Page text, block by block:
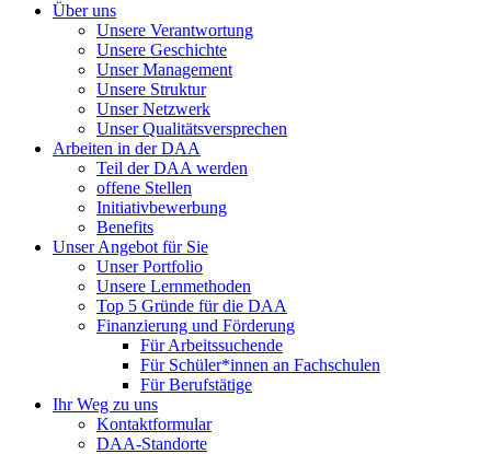
Über uns
Unsere Verantwortung
Unsere Geschichte
Unser Management
Unsere Struktur
Unser Netzwerk
Unser Qualitätsversprechen
Arbeiten in der DAA
Teil der DAA werden
offene Stellen
Initiativbewerbung
Benefits
Unser Angebot für Sie
Unser Portfolio
Unsere Lernmethoden
Top 5 Gründe für die DAA
Finanzierung und Förderung
Für Arbeitssuchende
Für Schüler*innen an Fachschulen
Für Berufstätige
Ihr Weg zu uns
Kontaktformular
DAA-Standorte